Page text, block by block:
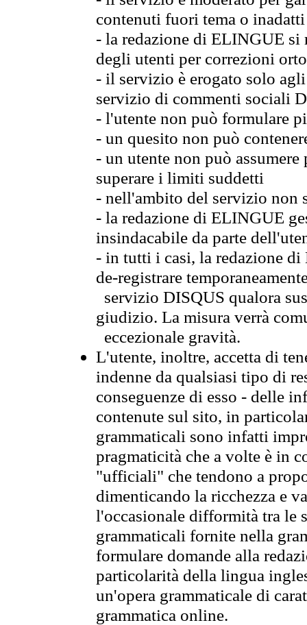
contenuti fuori tema o
- la redazione di ELINGUE
degli utenti per correzioni
- il servizio è erogato solo
servizio di commenti sociali
- l'utente non può formulare
- un quesito non può
- un utente non può
superare i limiti suddetti
- nell'ambito del servizio
- la redazione di ELINGUE
insindacabile da parte
- in tutti i casi, la redazione
de-registrare
servizio DISQUS qualora
giudizio. La misura verrà
eccezionale gravità.
L'utente, inoltre, accetta di
indenne da qualsiasi tipo di
conseguenze di esso - delle
contenute sul sito, in
grammaticali sono infatti
pragmaticità che a volte è in
"ufficiali" che tendono a
dimenticando la ricchezza e
l'occasionale difformità tra le
grammaticali fornite nella
formulare domande alla
particolarità della lingua
un'opera grammaticale di
grammatica online.